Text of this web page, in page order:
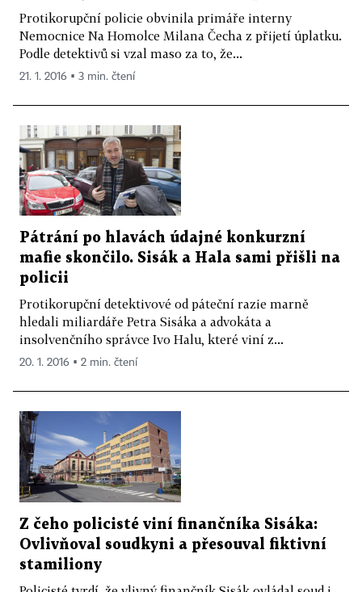
Protikorupční policie obvinila primáře interny
Nemocnice Na Homolce Milana Čecha z přijetí úplatku.
Podle detektivů si vzal maso za to, že...
21. 1. 2016 ▪ 3 min. čtení
Pátrání po hlavách údajné konkurzní
mafie skončilo. Sisák a Hala sami přišli na
policii
Protikorupční detektivové od páteční razie marně
hledali miliardáře Petra Sisáka a advokáta a
insolvenčního správce Ivo Halu, které viní z...
20. 1. 2016 ▪ 2 min. čtení
Z čeho policisté viní finančníka Sisáka:
Ovlivňoval soudkyni a přesouval fiktivní
stamiliony